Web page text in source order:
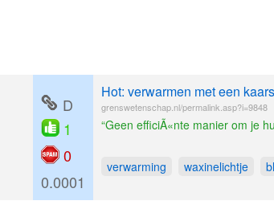
D
1
0
0.0001
Hot: verwarmen met een
grenswetenschap.nl/permalink.asp?i=9848
“Geen efficiÃ«nte manier om je
verwarming waxinelichtje